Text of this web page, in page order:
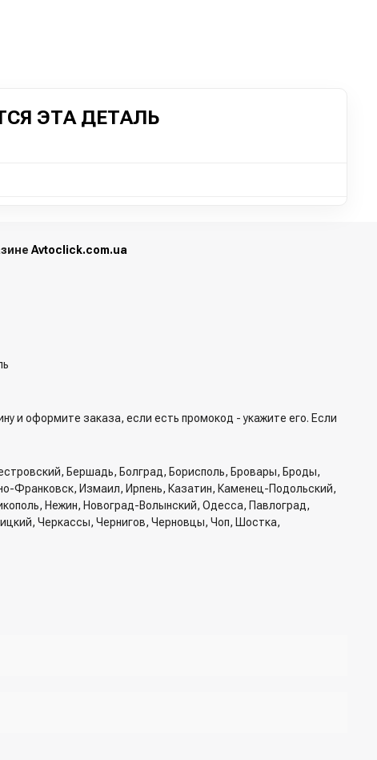
ЭТА ДЕТАЛЬ
Avtoclick.com.ua
и оформите заказа, если есть промокод - укажите его. Если
Бершадь, Болград, Борисполь, Бровары, Броды,
Франковск, Измаил, Ирпень, Казатин, Каменец-Подольский,
Нежин, Новоград-Волынский, Одесса, Павлоград,
Черкассы, Чернигов, Черновцы, Чоп, Шостка,